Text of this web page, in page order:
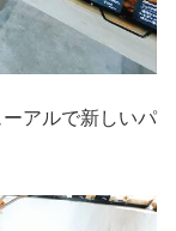
アルで新しいパ